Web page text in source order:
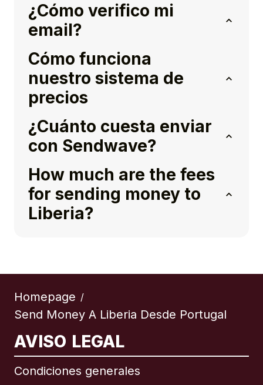
¿Cómo verifico mi
email?
Cómo funciona
nuestro sistema de
precios
¿Cuánto cuesta enviar
con Sendwave?
How much are the fees
for sending money to
Liberia?
Homepage /
Send Money A Liberia Desde Portugal
AVISO LEGAL
Condiciones generales